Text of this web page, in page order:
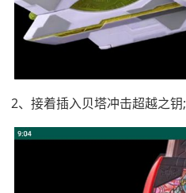
2、接着插入贝塔冲击超越之钥;